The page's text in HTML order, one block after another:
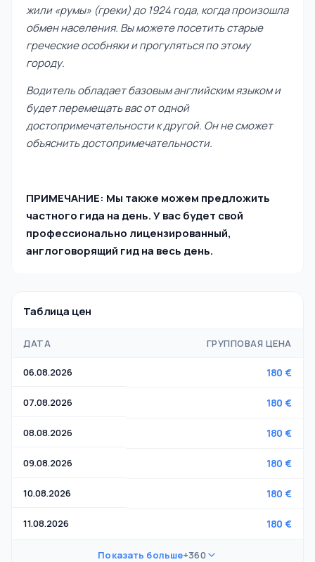
жили «румы» (греки) до 1924 года, когда произошла
обмен населения. Вы можете посетить старые
греческие особняки и прогуляться по этому
городу.
Водитель обладает базовым английским языком и
будет перемещать вас от одной
достопримечательности к другой. Он не сможет
объяснить достопримечательности.
ПРИМЕЧАНИЕ: Мы также можем предложить
частного гида на день. У вас будет свой
профессионально лицензированный,
англоговорящий гид на весь день.
Таблица цен
ДАТА ГРУППОВАЯ ЦЕНА
06.08.2026 180 €
07.08.2026 180 €
08.08.2026 180 €
09.08.2026 180 €
10.08.2026 180 €
11.08.2026 180 €
Показать больше+360